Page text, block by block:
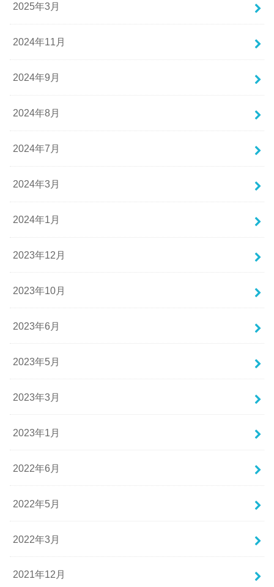
2025年3月
2024年11月
2024年9月
2024年8月
2024年7月
2024年3月
2024年1月
2023年12月
2023年10月
2023年6月
2023年5月
2023年3月
2023年1月
2022年6月
2022年5月
2022年3月
2021年12月